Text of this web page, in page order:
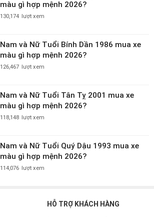
màu gì hợp mệnh 2026?
130,174 lượt xem
Nam và Nữ Tuổi Bính Dần 1986 mua xe
màu gì hợp mệnh 2026?
126,467 lượt xem
Nam và Nữ Tuổi Tân Tỵ 2001 mua xe
màu gì hợp mệnh 2026?
118,148 lượt xem
Nam và Nữ Tuổi Quý Dậu 1993 mua xe
màu gì hợp mệnh 2026?
114,076 lượt xem
HỖ TRỢ KHÁCH HÀNG